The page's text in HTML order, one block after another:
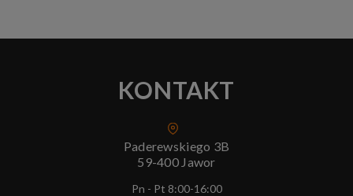
KONTAKT
Paderewskiego 3B
59-400 Jawor
Pn - Pt 8:00-16:00